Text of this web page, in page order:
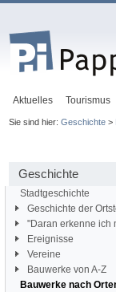
Aktuelles Tourismus
Sie sind hier: Geschichte>
Geschichte
Stadtgeschichte
Geschichte der
"Daran erkenne ich
Ereignisse
Vereine
Bauwerke von A-Z
Bauwerke nach